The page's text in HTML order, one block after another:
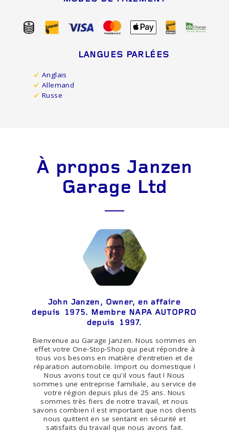
LANGUES PARLÉES
Anglais
Allemand
Russe
À propos Janzen
Garage Ltd
John Janzen, Owner, en affaire
depuis 1975. Membre NAPA AUTOPRO
depuis 1997.
Bienvenue au Garage Janzen. Nous sommes en
effet votre One-Stop-Shop qui peut répondre à
tous vos besoins en matière d'entretien et de
réparation automobile. Import ou domestique !
Nous avons tout ce qu'il vous faut ! Nous
sommes une entreprise familiale, au service de
votre région depuis plus de 25 ans. Nous
sommes très fiers de notre travail, et nous
savons combien il est important que nos clients
nous quittent en se sentant en sécurité et
satisfaits du travail que nous avons fait.